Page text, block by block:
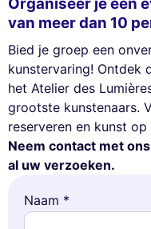
van meer dan 10
Bied je groep een
kunstervaring! Ontdek
het Atelier des
grootste kunstenaars.
reserveren en kunst
Neem contact met
al uw verzoeken.
Naam *